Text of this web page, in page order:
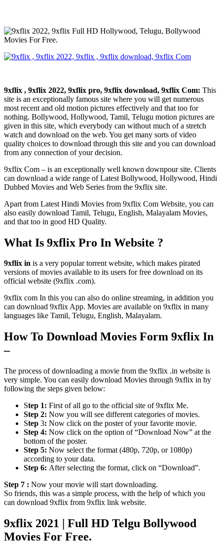
9xflix , 9xflix 2022, 9xflix pro, 9xflix download, 9xflix Com: This
site is an exceptionally famous site where you will get numerous
most recent and old motion pictures effectively and that too for
nothing. Bollywood, Hollywood, Tamil, Telugu motion pictures are
given in this site, which everybody can without much of a stretch
watch and download on the web. You get many sorts of video
quality choices to download through this site and you can download
from any connection of your decision.
9xflix Com – is an exceptionally well known downpour site. Clients
can download a wide range of Latest Bollywood, Hollywood, Hindi
Dubbed Movies and Web Series from the 9xflix site.
Apart from Latest Hindi Movies from 9xflix Com Website, you can
also easily download Tamil, Telugu, English, Malayalam Movies,
and that too in good HD Quality.
What Is 9xflix Pro In Website ?
9xflix in is a very popular torrent website, which makes pirated
versions of movies available to its users for free download on its
official website (9xflix .com).
9xflix com In this you can also do online streaming, in addition you
can download 9xflix App. Movies are available on 9xflix in many
languages like Tamil, Telugu, English, Malayalam.
How To Download Movies Form 9xflix In
–
The process of downloading a movie from the 9xflix .in website is
very simple. You can easily download Movies through 9xflix in by
following the steps given below:
Step 1: First of all go to the official site of 9xflix Me.
Step 2: Now you will see different categories of movies.
Step 3: Now click on the poster of your favorite movie.
Step 4: Now click on the option of “Download Now” at the
bottom of the poster.
Step 5: Now select the format (480p, 720p, or 1080p)
according to your data.
Step 6: After selecting the format, click on “Download”.
Step 7 : Now your movie will start downloading.
So friends, this was a simple process, with the help of which you
can download 9xflix from 9xflix link website.
9xflix 2021 | Full HD Telgu Bollywood
Movies For Free.